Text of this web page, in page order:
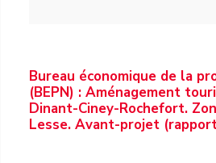
Bureau économique de la
(BEPN) : Aménagement
Dinant-Ciney-Rochefort.
Lesse. Avant-projet